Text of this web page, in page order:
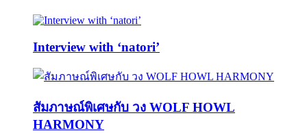
Interview with ‘natori’
สัมภาษณ์พิเศษกับ วง WOLF HOWL
HARMONY